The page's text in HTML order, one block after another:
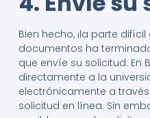
Bien hecho, ¡la parte
documentos ha
que envíe su solicitud. En
directamente a la
electrónicamente a
solicitud en línea. Sin